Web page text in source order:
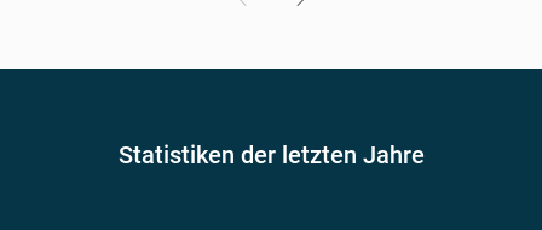
Statistiken der letzten Jahre